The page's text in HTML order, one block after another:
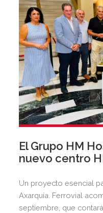
El Grupo HM
nuevo centro
Un proyecto esencial
Axarquía. Ferrovial
septiembre, que